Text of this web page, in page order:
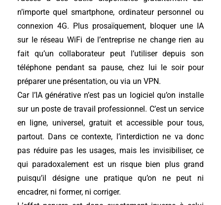
n’importe quel smartphone, ordinateur personnel ou
connexion 4G. Plus prosaïquement, bloquer une IA
sur le réseau WiFi de l’entreprise ne change rien au
fait qu’un collaborateur peut l’utiliser depuis son
téléphone pendant sa pause, chez lui le soir pour
préparer une présentation, ou via un VPN.
Car l’IA générative n’est pas un logiciel qu’on installe
sur un poste de travail professionnel. C’est un service
en ligne, universel, gratuit et accessible pour tous,
partout. Dans ce contexte, l’interdiction ne va donc
pas réduire pas les usages, mais les invisibiliser, ce
qui paradoxalement est un risque bien plus grand
puisqu’il désigne une pratique qu’on ne peut ni
encadrer, ni former, ni corriger.